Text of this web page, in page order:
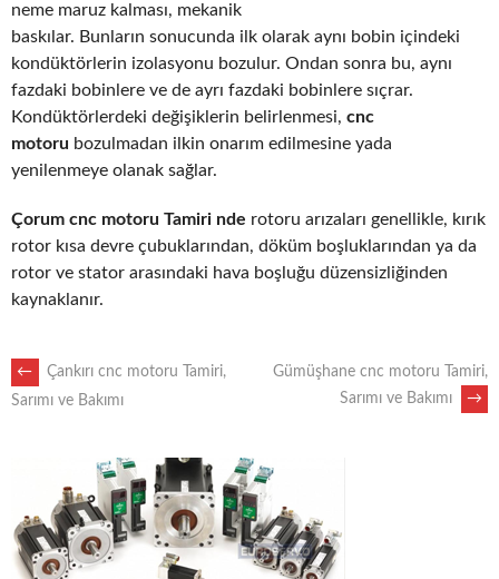
neme maruz kalması, mekanik
baskılar. Bunların sonucunda ilk olarak aynı bobin içindeki
kondüktörlerin izolasyonu bozulur. Ondan sonra bu, aynı
fazdaki bobinlere ve de ayrı fazdaki bobinlere sıçrar.
Kondüktörlerdeki değişiklerin belirlenmesi, cnc
motoru bozulmadan ilkin onarım edilmesine yada
yenilenmeye olanak sağlar.
Çorum cnc motoru Tamiri nde rotoru arızaları genellikle, kırık
rotor kısa devre çubuklarından, döküm boşluklarından ya da
rotor ve stator arasındaki hava boşluğu düzensizliğinden
kaynaklanır.
POST
NAVIGATION
←
Çankırı cnc motoru Tamiri,
Sarımı ve Bakımı
Gümüşhane cnc motoru Tamiri,
Sarımı ve Bakımı
→